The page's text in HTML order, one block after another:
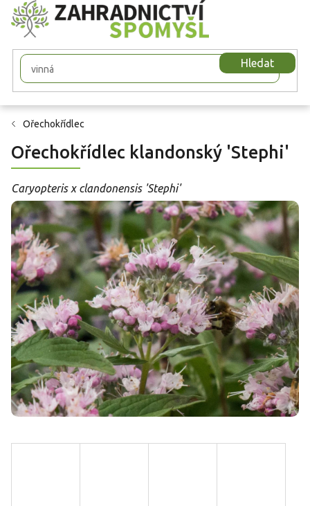
Přejít
na
obsah
Hledat
Ořechokřídlec
Ořechokřídlec klandonský 'Stephi'
Caryopteris x clandonensis 'Stephi'